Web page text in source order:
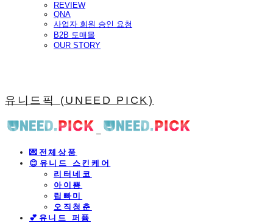
REVIEW
QNA
사업자 회원 승인 요청
B2B 도매몰
OUR STORY
유니드픽 (UNEED PICK)
💌전체상품
😊유니드 스킨케어
리터네코
아이쁨
립빠미
오직청춘
💕유니드 퍼퓸